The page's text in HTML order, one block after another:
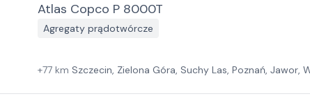
Atlas Copco P 8000T
Agregaty prądotwórcze
+77 km Szczecin, Zielona Góra, Suchy Las, Poznań, Jawor,